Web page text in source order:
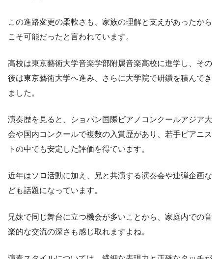
この進路変更の柔軟さも、家族の理解と支えがあったから
こそ可能だったと言われています。
高校は東京藝術大学音楽学部附属音楽高校に進学し、その
後は東京藝術大学へ進み、さらに大学院で研鑽を積んでき
ました。
演奏歴を見ると、ショパン国際ピアノコンクールアジア大
会や国内コンクールで複数の入賞歴があり、若手ピアニス
トの中でも安定した評価を得ています。
近年はソロ活動に加え、兄と共演する演奏会や連弾企画な
ども話題になっています。
兄妹で同じ舞台に立つ機会が多いことから、家庭内での音
楽的な交流の深さも感じ取れますよね。